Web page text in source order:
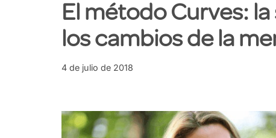
El método Curves:
los cambios de la
4 de julio de 2018